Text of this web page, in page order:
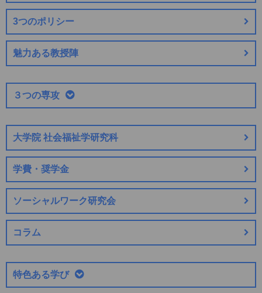
3つのポリシー
魅力ある教授陣
３つの専攻
大学院 社会福祉学研究科
学費・奨学金
ソーシャルワーク研究会
コラム
特色ある学び